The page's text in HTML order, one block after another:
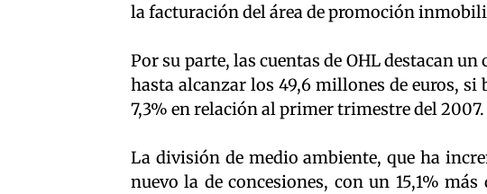
la facturación del área de promoción
Por su parte, las cuentas de OHL destacan
hasta alcanzar los 49,6 millones de euros,
7,3% en relación al primer trimestre del 2007.
La división de medio ambiente, que ha
nuevo la de concesiones, con un 15,1%